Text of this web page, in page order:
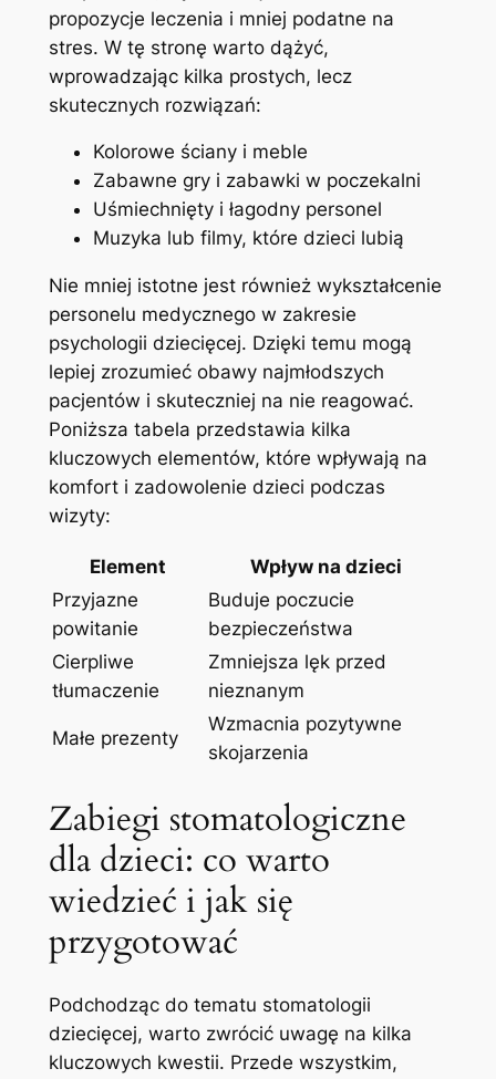
propozycje⁣ leczenia ⁢i mniej⁢ podatne na​
stres. W tę stronę warto dążyć,
wprowadzając ⁢kilka ‌prostych, lecz
skutecznych rozwiązań:
Kolorowe‌ ściany i meble
Zabawne gry i zabawki w poczekalni
Uśmiechnięty i łagodny‍ personel
Muzyka lub filmy, które dzieci lubią
Nie mniej istotne⁣ jest również⁢ wykształcenie
personelu medycznego w zakresie
psychologii dziecięcej. Dzięki temu ⁢mogą
lepiej zrozumieć obawy ‍najmłodszych
pacjentów ⁢i skuteczniej na nie reagować.
Poniższa tabela przedstawia kilka
kluczowych elementów, które wpływają na
‍komfort i zadowolenie ⁤dzieci podczas⁣
wizyty:
Element
Wpływ na‌ dzieci
Przyjazne
powitanie
Buduje poczucie
bezpieczeństwa
Cierpliwe‌
tłumaczenie
Zmniejsza lęk⁣ przed
nieznanym
Małe prezenty
Wzmacnia pozytywne
skojarzenia
Zabiegi stomatologiczne
dla dzieci: co warto
wiedzieć ⁤i jak się
przygotować
Podchodząc​ do tematu stomatologii
dziecięcej, warto ⁣zwrócić ‍uwagę ​na kilka
kluczowych kwestii. ⁣Przede wszystkim,